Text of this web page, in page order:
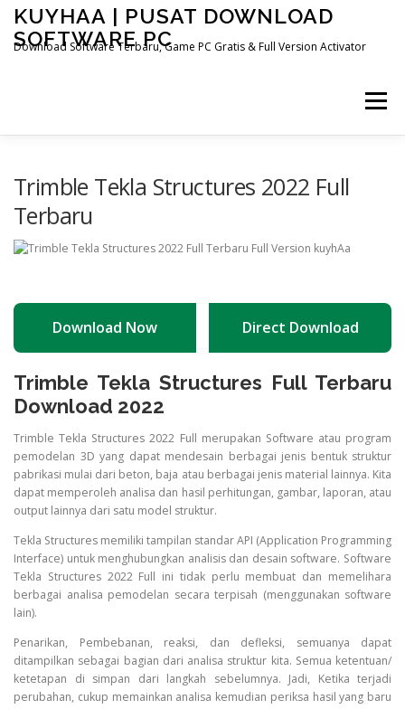
Skip
content
KUYHAA | PUSAT DOWNLOAD
SOFTWARE PC
Download Software Terbaru, Game PC Gratis & Full Version Activator
Menu
Trimble Tekla Structures 2022 Full
Terbaru
Download Now Direct Download
Trimble Tekla Structures Full Terbaru
Download 2022
Trimble Tekla Structures 2022 Full merupakan Software atau program
pemodelan 3D yang dapat mendesain berbagai jenis bentuk struktur
pabrikasi mulai dari beton, baja atau berbagai jenis material lainnya. Kita
dapat memperoleh analisa dan hasil perhitungan, gambar, laporan, atau
output lainnya dari satu model struktur.
Tekla Structures memiliki tampilan standar API (Application Programming
Interface) untuk menghubungkan analisis dan desain software. Software
Tekla Structures 2022 Full ini tidak perlu membuat dan memelihara
berbagai analisa pemodelan secara terpisah (menggunakan software
lain).
Penarikan, Pembebanan, reaksi, dan defleksi, semuanya dapat
ditampilkan sebagai bagian dari analisa struktur kita. Semua ketentuan/
ketetapan di simpan dari langkah sebelumnya. Jadi, Ketika terjadi
perubahan, cukup memainkan analisa kemudian periksa hasil yang baru